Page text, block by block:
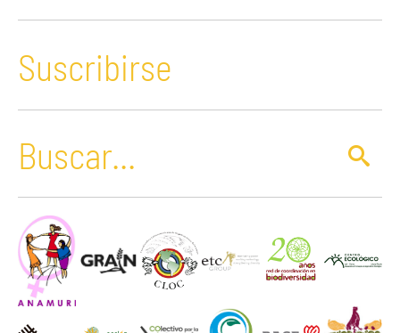
Suscribirse